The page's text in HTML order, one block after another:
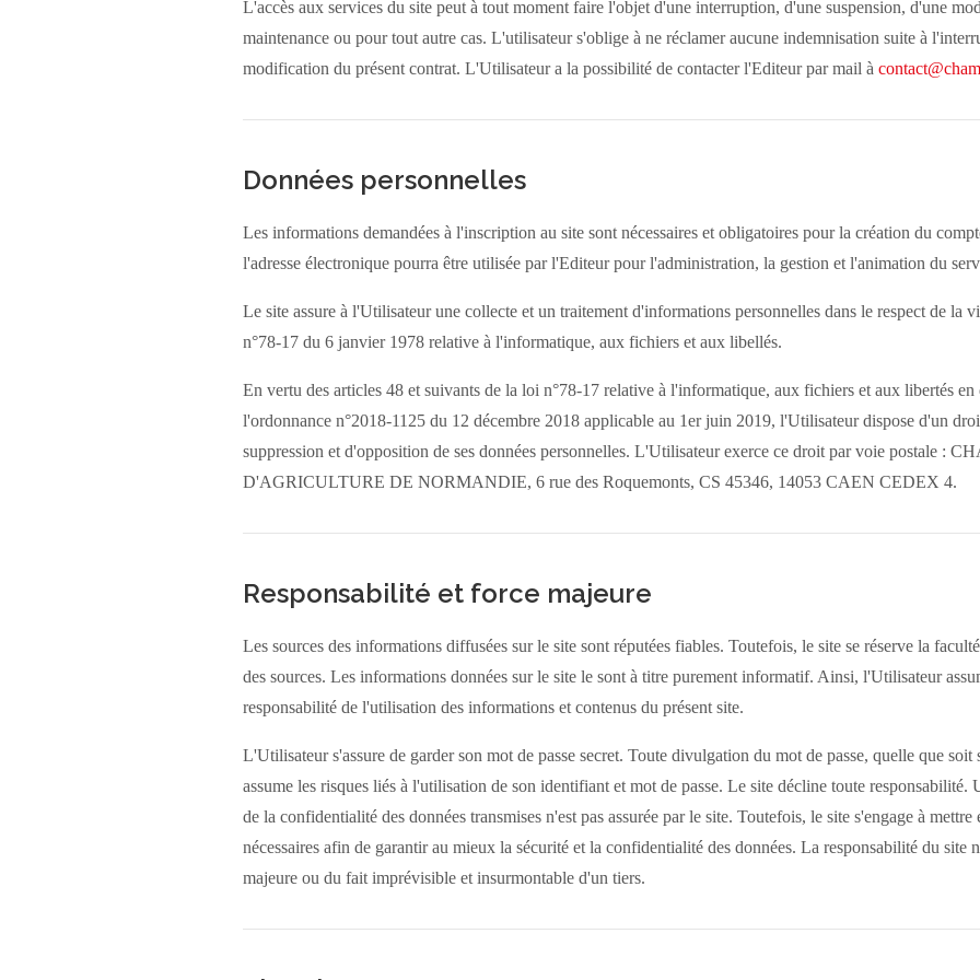
L'accès aux services du site peut à tout moment faire l'objet d'une interruption, d'une suspension, d'une
maintenance ou pour tout autre cas. L'utilisateur s'oblige à ne réclamer aucune indemnisation suite à
modification du présent contrat. L'Utilisateur a la possibilité de contacter l'Editeur par mail à
Données personnelles
Les informations demandées à l'inscription au site sont nécessaires et obligatoires pour la création du
l'adresse électronique pourra être utilisée par l'Editeur pour l'administration, la gestion et l'animation du
Le site assure à l'Utilisateur une collecte et un traitement d'informations personnelles dans le respect de la
n°78-17 du 6 janvier 1978 relative à l'informatique, aux fichiers et aux libellés.
En vertu des articles 48 et suivants de la loi n°78-17 relative à l'informatique, aux fichiers et aux libertés
l'ordonnance n°2018-1125 du 12 décembre 2018 applicable au 1er juin 2019, l'Utilisateur dispose d'un
suppression et d'opposition de ses données personnelles. L'Utilisateur exerce ce droit par voie postale :
D'AGRICULTURE DE NORMANDIE, 6 rue des Roquemonts, CS 45346, 14053 CAEN CEDEX 4.
Responsabilité et force majeure
Les sources des informations diffusées sur le site sont réputées fiables. Toutefois, le site se réserve la
des sources. Les informations données sur le site le sont à titre purement informatif. Ainsi, l'Utilisateur
responsabilité de l'utilisation des informations et contenus du présent site.
L'Utilisateur s'assure de garder son mot de passe secret. Toute divulgation du mot de passe, quelle que
assume les risques liés à l'utilisation de son identifiant et mot de passe. Le site décline toute responsabilité.
de la confidentialité des données transmises n'est pas assurée par le site. Toutefois, le site s'engage à
nécessaires afin de garantir au mieux la sécurité et la confidentialité des données. La responsabilité du site
majeure ou du fait imprévisible et insurmontable d'un tiers.